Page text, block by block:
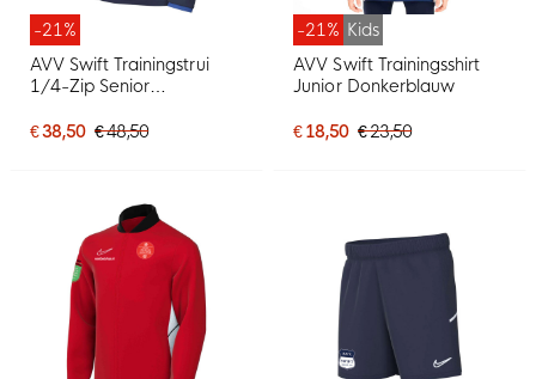
-21%
AVV Swift Trainingstrui
1/4-Zip Senior
€ 38,50 € 48,50
-21% Kids
AVV Swift Trainingsshirt
Junior Donkerblauw
€ 18,50 € 23,50